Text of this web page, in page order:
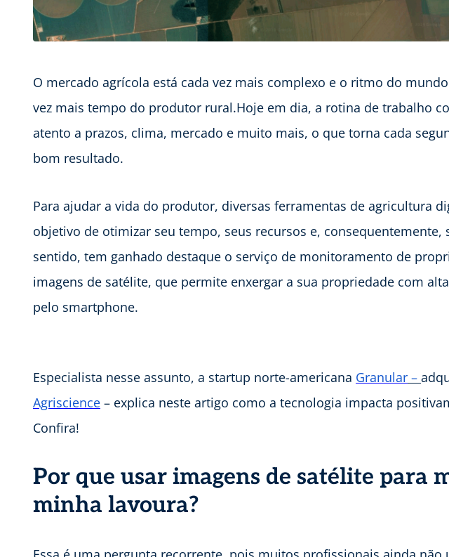
O mercado agrícola está cada vez mais complexo e o ritmo do
vez mais tempo do produtor rural.Hoje em dia, a rotina de trabalho
atento a prazos, clima, mercado e muito mais, o que torna cada
bom resultado.
Para ajudar a vida do produtor, diversas ferramentas de agricultura
objetivo de otimizar seu tempo, seus recursos e, consequentemente,
sentido, tem ganhado destaque o serviço de monitoramento de
imagens de satélite, que permite enxergar a sua propriedade com
pelo smartphone.
Especialista nesse assunto, a startup norte-americana Granular –
Agriscience – explica neste artigo como a tecnologia impacta
Confira!
Por que usar imagens de satélite para
minha lavoura?